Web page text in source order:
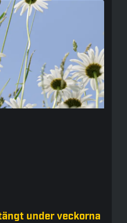
under veckorna